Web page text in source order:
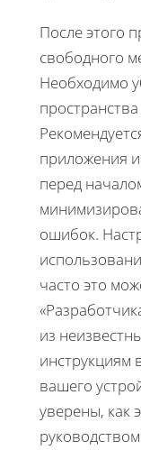
После этого
свободного
Необходимо
приложения и
перед
ошибок.
часто это
из
инструкциям
вашего
уверены, как